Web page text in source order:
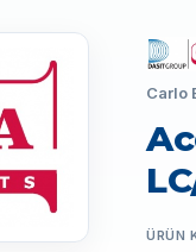
Carlo
ÜRÜN